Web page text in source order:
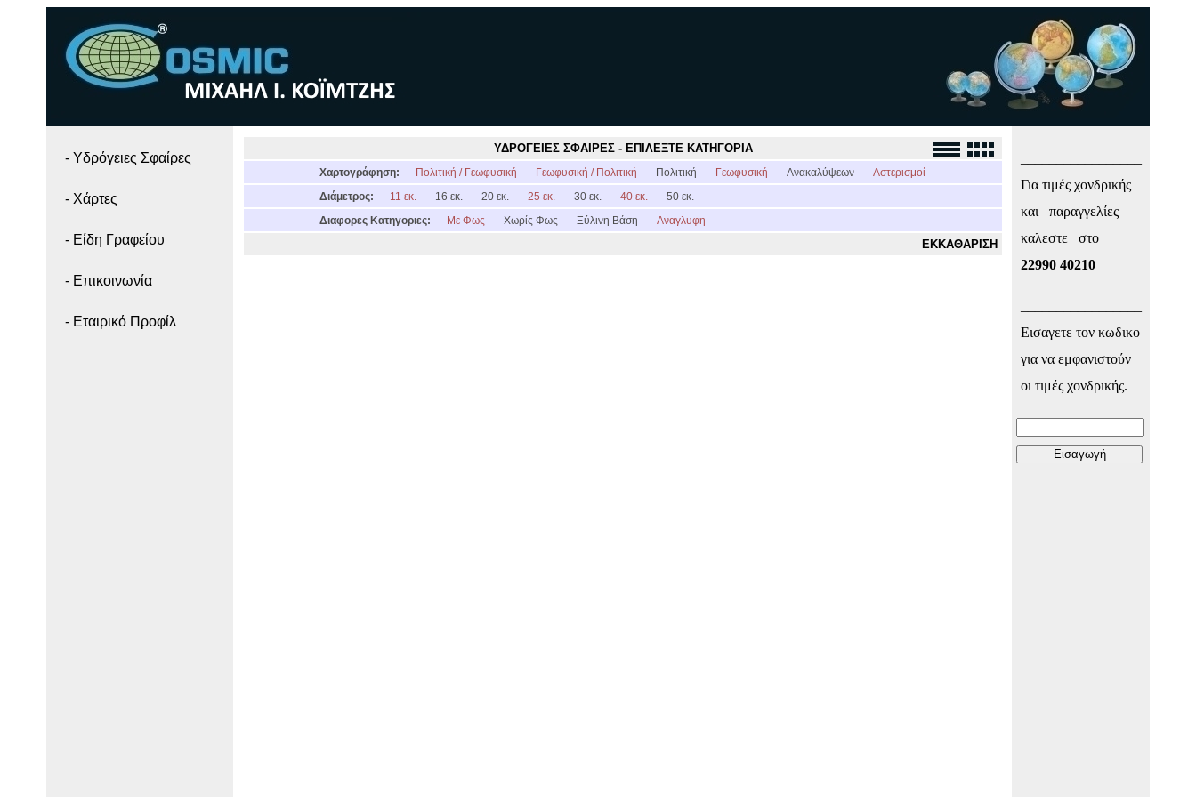
- Yδρόγειες Σφαίρες
- Χάρτες
- Είδη Γραφείου
- Επικοινωνία
- Εταιρικό Προφίλ
ΥΔΡΟΓΕΙΕΣ ΣΦΑΙΡΕΣ - ΕΠΙΛΕΞΤΕ ΚΑΤΗΓΟΡΙΑ
Χαρτογράφηση: Πολιτική / Γεωφυσική Γεωφυσική / Πολιτική Πολιτική Γεωφυσική Ανακαλύψεων
Αστερισμοί
Διάμετρος:
11 εκ. 16 εκ. 20 εκ. 25 εκ. 30 εκ. 40 εκ.
50 εκ.
Διαφορες Κατηγοριες:
Με Φως Χωρίς Φως Ξύλινη Βάση Αναγλυφη
ΕΚΚΑΘΑΡΙΣΗ
Για τιμές χονδρικής
και παραγγελίες
καλεστε στο
22990 40210
Εισαγετε τον κωδικο
για να εμφανιστούν
οι τιμές χονδρικής.